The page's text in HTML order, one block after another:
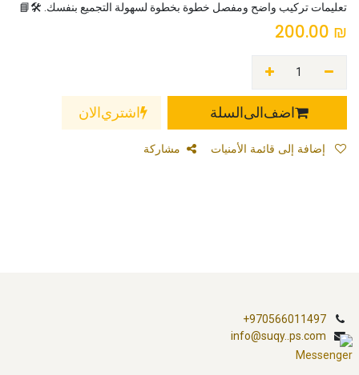
تعليمات تركيب واضح ومفصل خطوة بخطوة لسهولة التجميع بنفسك. 🛠️📘
₪
200.00
اضف الى السلة اشتري الان
مشاركة
+970566011497
info@suqy..ps.com